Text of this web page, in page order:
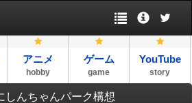
アニメ
hobby
ゲーム
game
YouTube
story
しんちゃんパーク構想